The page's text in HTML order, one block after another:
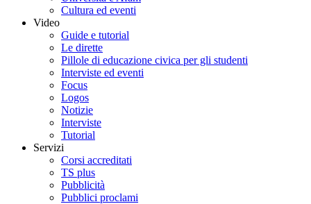
Cultura ed eventi
Video
Guide e tutorial
Le dirette
Pillole di educazione civica per gli studenti
Interviste ed eventi
Focus
Logos
Notizie
Interviste
Tutorial
Servizi
Corsi accreditati
TS plus
Pubblicità
Pubblici proclami